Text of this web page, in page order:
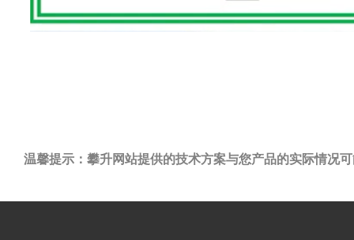
温馨提示：攀升网站提供的技术方案与您产品的实际情况